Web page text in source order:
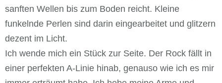
sanften Wellen bis zum Boden reicht. Kleine
funkelnde Perlen sind darin eingearbeitet und glitzern
dezent im Licht.
Ich wende mich ein Stück zur Seite. Der Rock fällt in
einer perfekten A-Linie hinab, genauso wie ich es mir